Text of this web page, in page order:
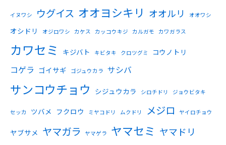
イヌワシ ウグイス オオヨシキリ オオルリ オオワシ
オシドリ オジロワシ カケス カッコウキジ カルガモ カワガラス
カワセミ キジバト キビタキ クロツグミ コウノトリ
コゲラ ゴイサギ ゴジュウカラ サシバ
サンコウチョウ シジュウカラ シロチドリ ジョウビタキ
セッカ ツバメ フクロウ ミヤコドリ ムクドリ メジロ ヤイロチョウ
ヤブサメ ヤマガラ ヤマゲラ ヤマセミ ヤマドリ